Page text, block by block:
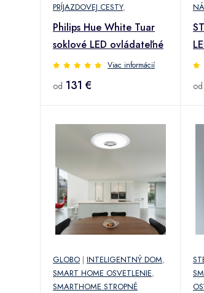
PRÍJAZDOVEJ CESTY,
Philips Hue White Tuar
soklové LED ovládateľné
Viac informácií
od 131 € od
GLOBO | INTELIGENTNÝ DOM,
SMART HOME OSVETLENIE,
SMARTHOME STROPNÉ